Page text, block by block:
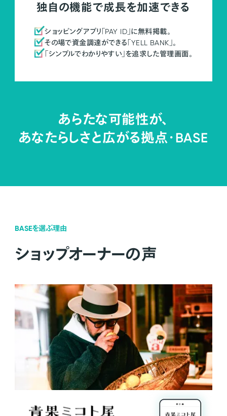
独自の機能で成長を加速できる
ショッピングアプリ「PAY ID」に無料掲載。
その場で資金調達ができる「YELL BANK」。
「シンプルでわかりやすい」を追求した管理画面。
あらたな可能性が、
あなたらしさと広がる拠点・BASE
BASEを選ぶ理由
ショップオーナーの声